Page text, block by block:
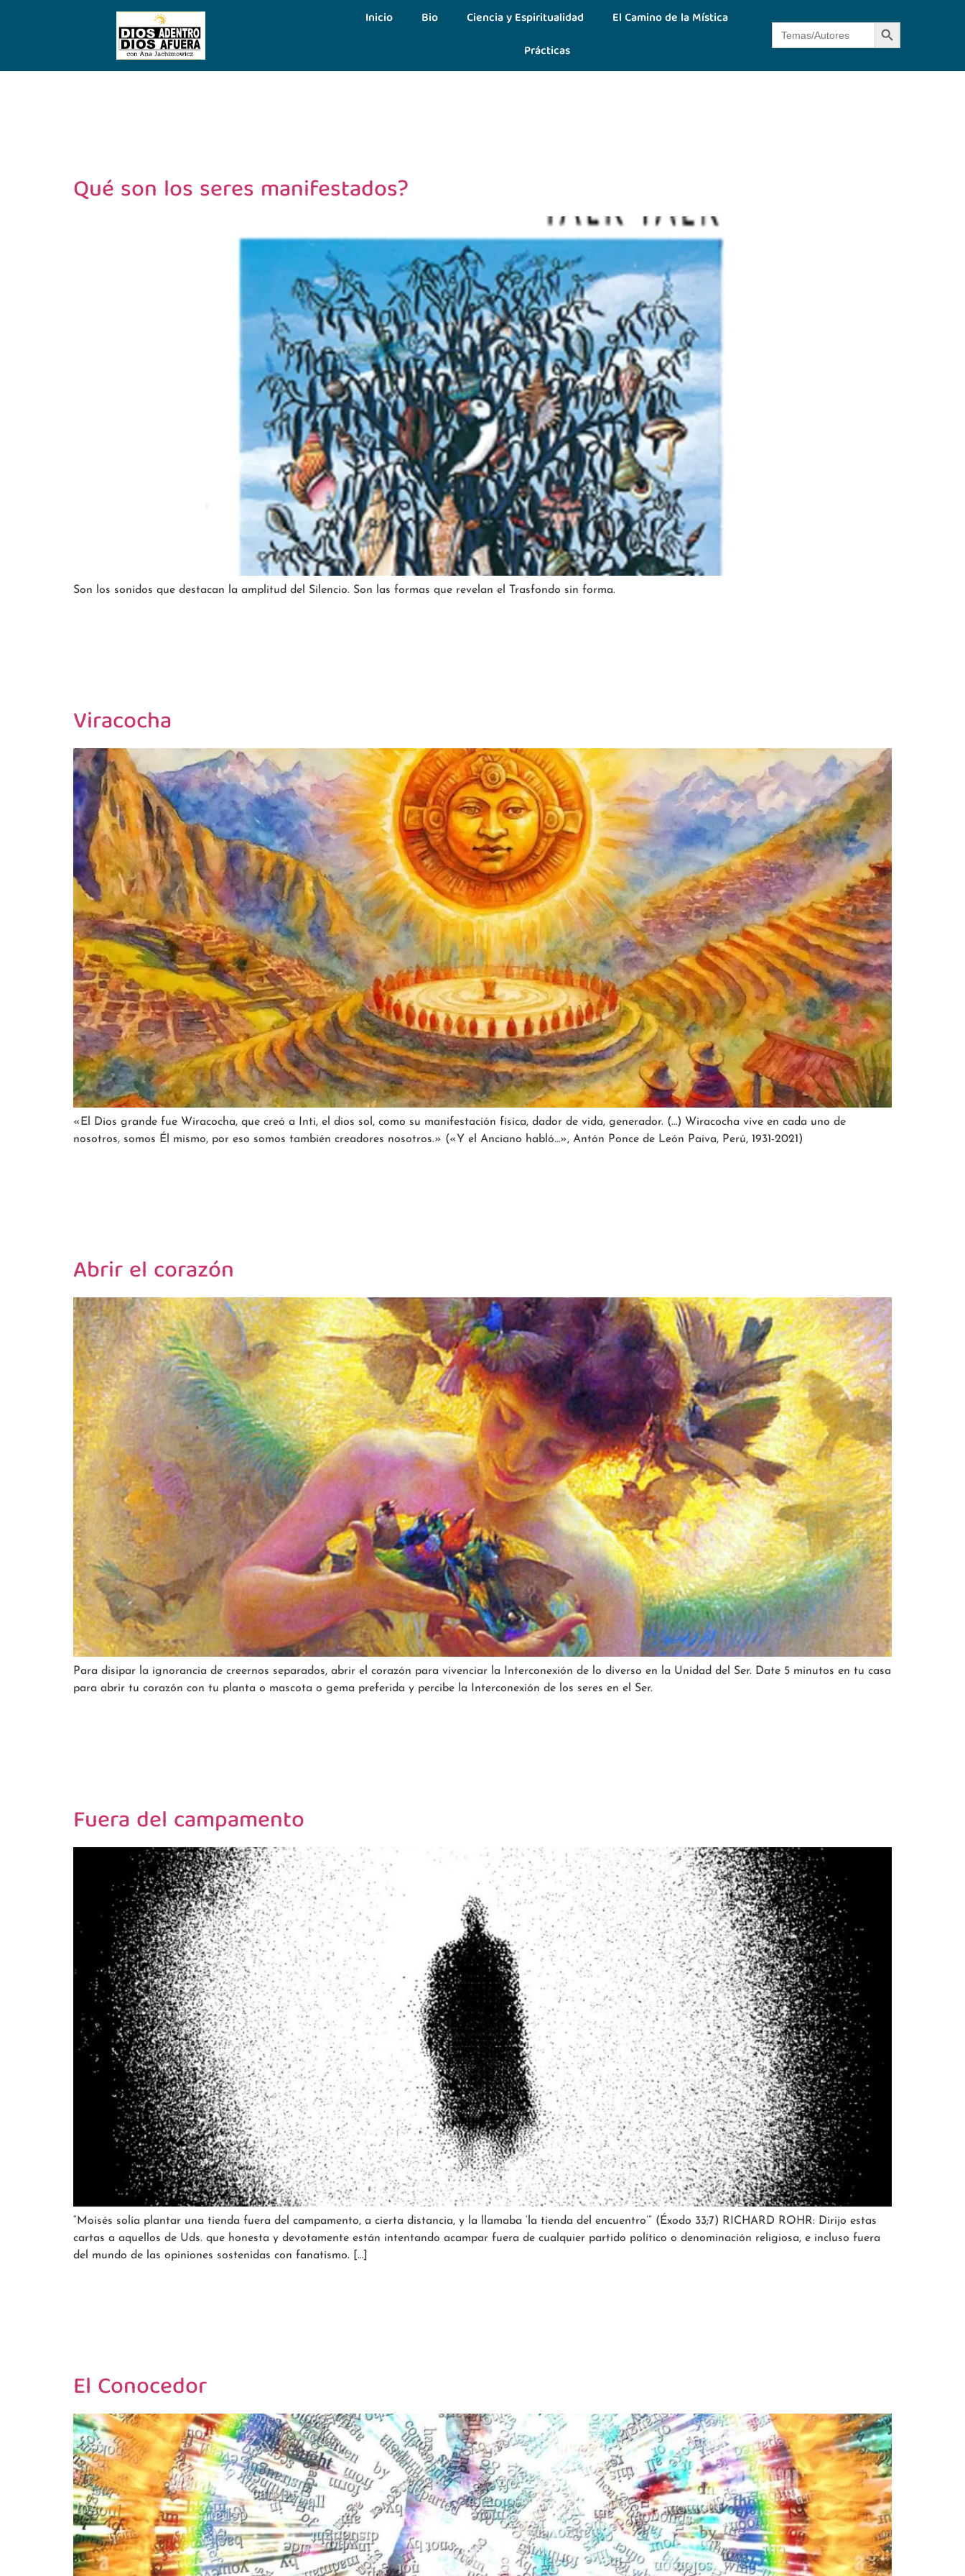
Inicio Bio Ciencia y Espiritualidad
El Camino de la Mística
Prácticas
Botón de
Qué son los seres manifestados?
Son los sonidos que destacan la amplitud del Silencio. Son las formas que revelan el Trasfondo sin forma.
Viracocha
«El Dios grande fue Wiracocha, que creó a Inti, el dios sol, como su manifestación física, dador de vida, generador. (…) Wiracocha vive en cada uno de
nosotros, somos Él mismo, por eso somos también creadores nosotros.» («Y el Anciano habló…», Antón Ponce de León Paiva, Perú, 1931-2021)
Abrir el corazón
Para disipar la ignorancia de creernos separados, abrir el corazón para vivenciar la Interconexión de lo diverso en la Unidad del Ser. Date 5 minutos en tu casa
para abrir tu corazón con tu planta o mascota o gema preferida y percibe la Interconexión de los seres en el Ser.
Fuera del campamento
“Moisés solía plantar una tienda fuera del campamento, a cierta distancia, y la llamaba ‘la tienda del encuentro’” (Éxodo 33;7) RICHARD ROHR: Dirijo estas
cartas a aquellos de Uds. que honesta y devotamente están intentando acampar fuera de cualquier partido político o denominación religiosa, e incluso fuera
del mundo de las opiniones sostenidas con fanatismo. […]
El Conocedor